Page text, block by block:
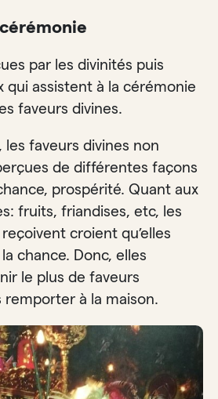
par les divinités puis
qui assistent à la cérémonie
faveurs divines.
les faveurs divines non
de différentes façons
prospérité. Quant aux
fruits, friandises, etc, les
croient qu’elles
chance. Donc, elles
le plus de faveurs
remporter à la maison.